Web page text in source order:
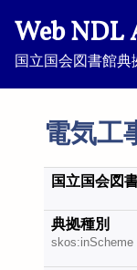
Web
国立国会図書館
電気工
国立国会図
典拠種別
skos:inScheme